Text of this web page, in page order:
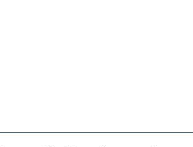
educativas allí
aluminio de suelo a